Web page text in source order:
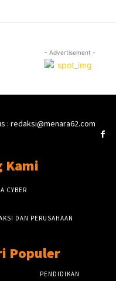
- Advertisement -
: redaksi@menara62.com
Kami
CYBER
DAN PERUSAHAAN
Populer
PENDIDIKAN